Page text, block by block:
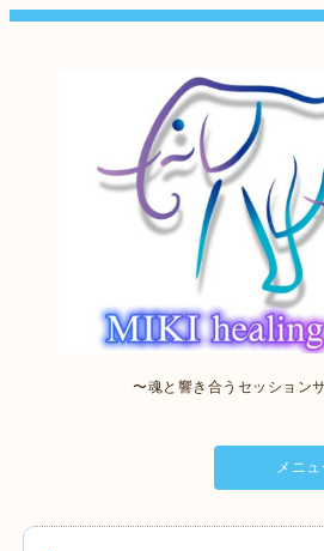
〜魂と響き合うセッション
メニュ